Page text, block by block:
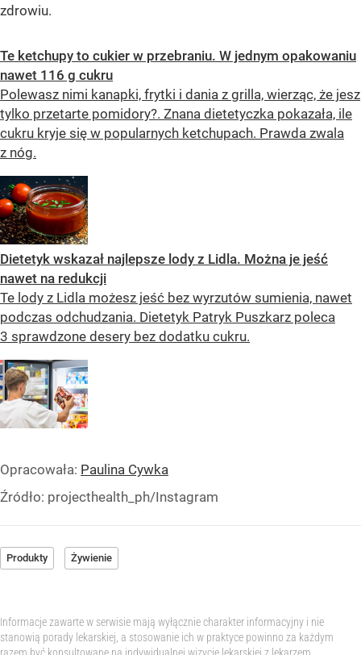
zdrowiu.
Te ketchupy to cukier w przebraniu. W jednym opakowaniu
nawet 116 g cukru
Polewasz nimi kanapki, frytki i dania z grilla, wierząc, że jesz
tylko przetarte pomidory?. Znana dietetyczka pokazała, ile
cukru kryje się w popularnych ketchupach. Prawda zwala
z nóg.
Dietetyk wskazał najlepsze lody z Lidla. Można je jeść
nawet na redukcji
Te lody z Lidla możesz jeść bez wyrzutów sumienia, nawet
podczas odchudzania. Dietetyk Patryk Puszkarz poleca
3 sprawdzone desery bez dodatku cukru.
Opracowała: Paulina Cywka
Źródło: projecthealth_ph/Instagram
Produkty Żywienie
Informacje zawarte w serwisie mają wyłącznie charakter informacyjny i nie
stanowią porady lekarskiej, a stosowanie ich w praktyce powinno za każdym
razem być konsultowane na indywidualnej wizycie lekarskiej z lekarzem